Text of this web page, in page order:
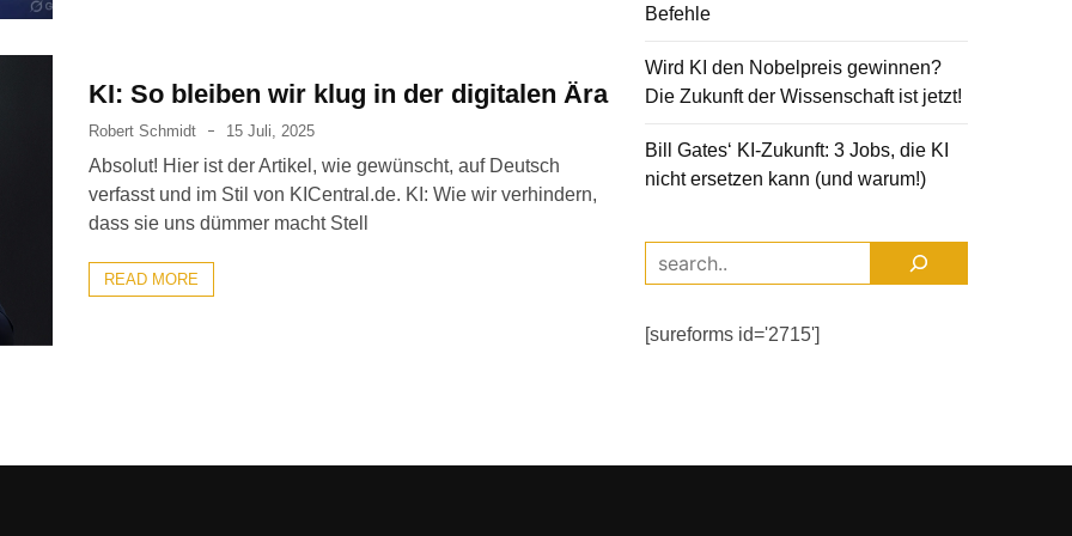
KI: So bleiben wir klug in der digitalen Ära
Robert Schmidt 15 Juli, 2025
Absolut! Hier ist der Artikel, wie gewünscht, auf Deutsch
verfasst und im Stil von KICentral.de. KI: Wie wir verhindern,
dass sie uns dümmer macht Stell
READ MORE
Befehle
Wird KI den Nobelpreis gewinnen?
Die Zukunft der Wissenschaft ist jetzt!
Bill Gates‘ KI-Zukunft: 3 Jobs, die KI
nicht ersetzen kann (und warum!)
[sureforms id='2715']